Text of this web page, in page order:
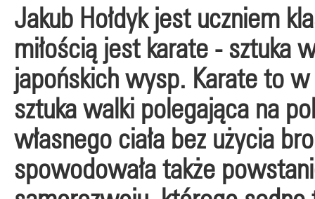
Jakub Hołdyk jest uczniem
miłością jest karate - sztuka
japońskich wysp. Karate to
sztuka walki polegająca na
własnego ciała bez użycia
spowodowała także